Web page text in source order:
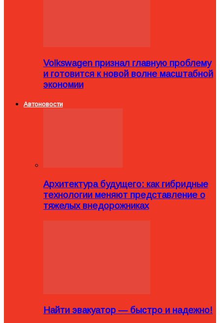
Volkswagen признал главную проблему
и готовится к новой волне масштабной
экономии
Автоновости
Архитектура будущего: как гибридные
технологии меняют представление о
тяжелых внедорожниках
Найти эвакуатор — быстро и надежно!